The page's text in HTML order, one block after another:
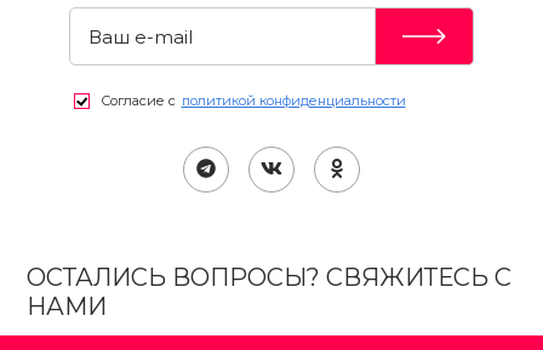
Согласие с политикой конфиденциальности
ОСТАЛИСЬ ВОПРОСЫ? СВЯЖИТЕСЬ С
НАМИ